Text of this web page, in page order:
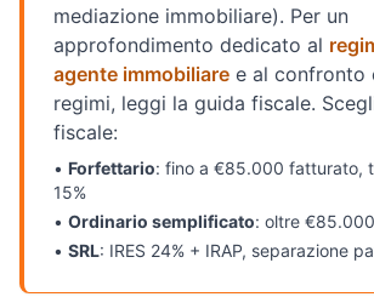
mediazione immobiliare). Per un
approfondimento dedicato al
agente immobiliare e al confronto
regimi, leggi la guida fiscale.
fiscale:
• Forfettario: fino a €85.000 fatturato,
15%
• Ordinario semplificato: oltre
• SRL: IRES 24% + IRAP, separazione